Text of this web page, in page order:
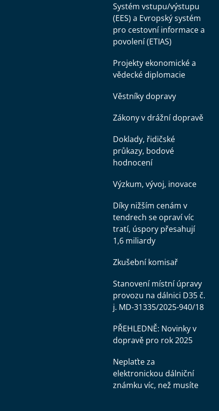
Systém vstupu/výstupu
(EES) a Evropský systém
pro cestovní informace a
povolení (ETIAS)
Projekty ekonomické a
vědecké diplomacie
Věstníky dopravy
Zákony v drážní dopravě
Doklady, řidičské
průkazy, bodové
hodnocení
Výzkum, vývoj, inovace
Díky nižším cenám v
tendrech se opraví víc
tratí, úspory přesahují
1,6 miliardy
Zkušební komisař
Stanovení místní úpravy
provozu na dálnici D35 č.
j. MD-31335/2025-940/18
PŘEHLEDNĚ: Novinky v
dopravě pro rok 2025
Neplaťte za
elektronickou dálniční
známku víc, než musíte